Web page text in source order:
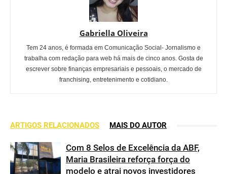
Gabriella Oliveira
Tem 24 anos, é formada em Comunicação Social- Jornalismo e
trabalha com redação para web há mais de cinco anos. Gosta de
escrever sobre finanças empresariais e pessoais, o mercado de
franchising, entretenimento e cotidiano.
ARTIGOS RELACIONADOS MAIS DO AUTOR
Com 8 Selos de Excelência da ABF,
Maria Brasileira reforça força do
modelo e atrai novos investidores